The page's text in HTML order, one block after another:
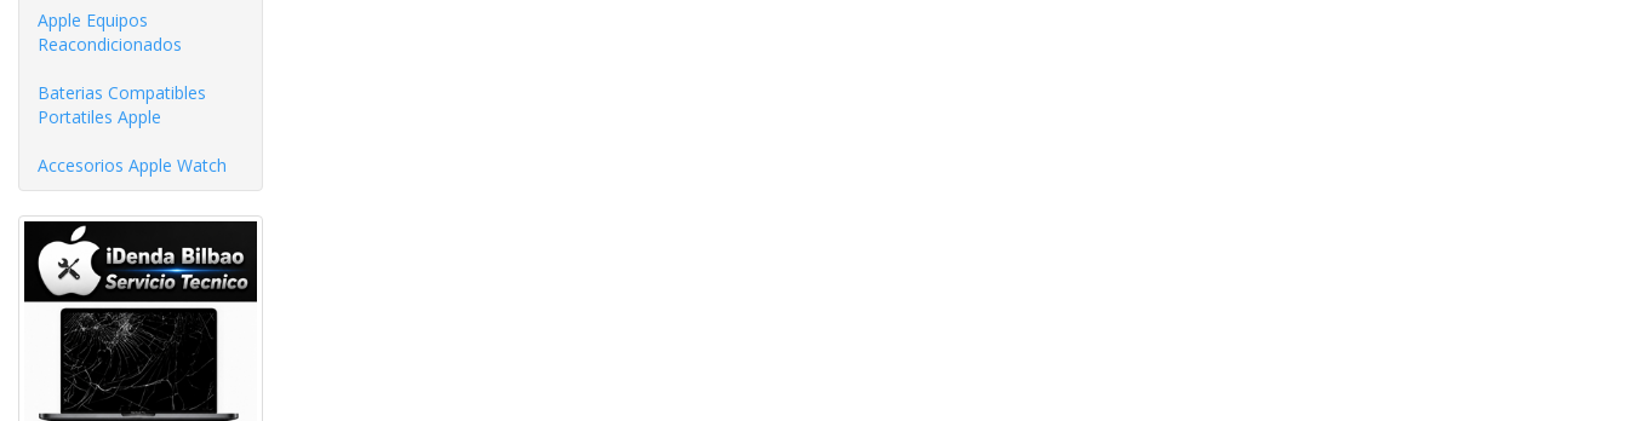
Apple Equipos
Reacondicionados
Baterias Compatibles
Portatiles Apple
Accesorios Apple Watch